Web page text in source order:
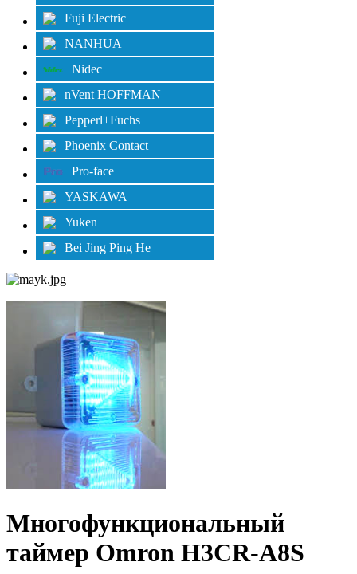
Fuji Electric
NANHUA
Nidec
nVent HOFFMAN
Pepperl+Fuchs
Phoenix Contact
Pro-face
YASKAWA
Yuken
Bei Jing Ping He
Многофункциональный
таймер Omron H3CR-A8S